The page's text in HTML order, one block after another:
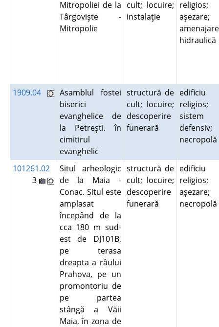
Mitropoliei de la
Târgovişte -
Mitropolie
cult; locuire;
instalaţie
religios;
aşezare;
amenajare
1909.04
Asamblul fostei
biserici
evanghelice de
la Petreşti. în
cimitirul
evanghelic
structură de
cult; locuire;
descoperire
funerară
edificiu
religios;
sistem
defensiv;
101261.02
3
Situl arheologic
de la Maia -
Conac. Situl este
amplasat
începând de la
cca 180 m sud-
est de DJ101B,
pe terasa
dreapta a râului
Prahova, pe un
promontoriu de
pe partea
stângă a Văii
Maia, în zona de
structură de
cult; locuire;
descoperire
funerară
edificiu
religios;
aşezare;